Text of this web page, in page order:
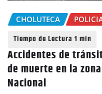
CHOLUTECA
Accidentes de
de muerte en la
Nacional